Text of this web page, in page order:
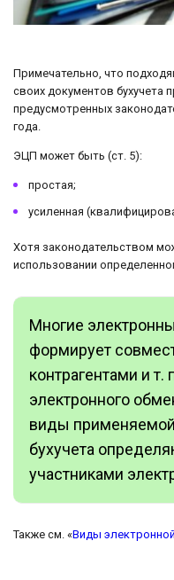
Примечательно, что
своих документов бухучета
предусмотренных
года.
ЭЦП может быть (ст. 5):
простая;
усиленная
Хотя законодательством
использовании
Многие
формирует
контрагентами и
электронного
виды
бухучета
участниками
Также см. «Виды